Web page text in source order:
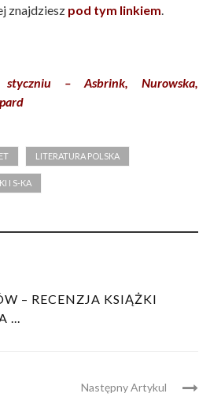
znajdziesz pod tym linkiem.
– Asbrink, Nurowska,
LITERATURA POLSKA
I S-KA
– RECENZJA KSIĄŻKI
...
Następny Artykul